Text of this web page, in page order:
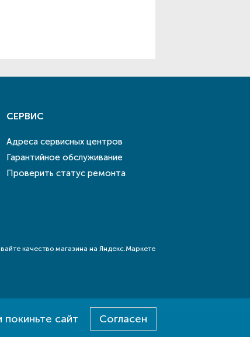
сайт Согласен
СЕРВИС
Адреса сервисных центров
Гарантийное обслуживание
Проверить статус ремонта
Разработка - E-SYSTEM
Дизайн - DAB.CREATIVE